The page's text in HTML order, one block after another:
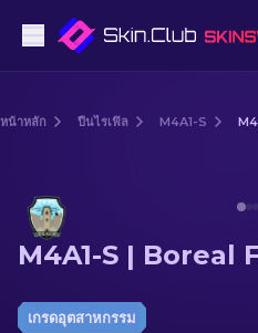
ปืนไรเฟิลซุ่มยิง
มีด
หน้าหลัก ปืนไรเฟิล M4A1-S
M4A1-S | Boreal
เกรดอุตสาหกรรม